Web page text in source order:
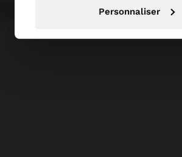
Personnaliser